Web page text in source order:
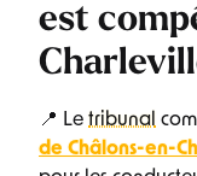
est
📍 Le tribunal
de Châlons-en-